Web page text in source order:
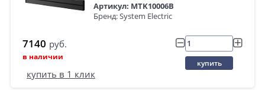
Артикул: MTK10006B
Бренд: System Electric
7140 руб.
в наличии
купить
купить в 1 клик